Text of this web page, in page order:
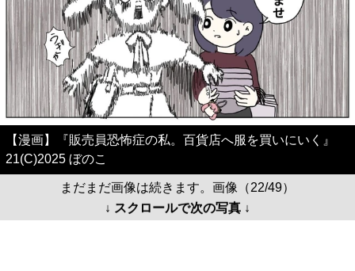
【漫画】『販売員恐怖症の私。百貨店へ服を買いにいく』
21(C)2025 ぼのこ
まだまだ画像は続きます。画像（22/49）
↓ スクロールで次の写真 ↓